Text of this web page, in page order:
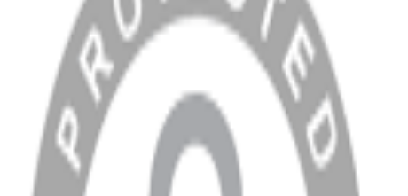
MÜŞTERİ HİZMETLERİ
Hesabım
Sipariş Sorgulama
Banka Hesap Bilgileri
YARDIM VE DESTEK
Ödeme ve Teslimat Şartları
Garanti ve İade Şartları